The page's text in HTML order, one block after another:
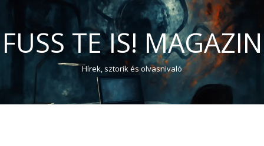
FUSS TE IS! MAGAZIN
Hírek, sztorik és olvasnivaló